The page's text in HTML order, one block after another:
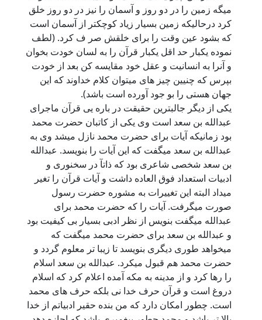
میگه زمین را در دو روز و آسمان را نیز در دو روز خلق
کرد درحالیکه زمین بسیار زیاد کوچکتر از آسمان است
که بشود عین وقت را برای خلقش صر ف کرد. (لطف
نموده یکبار حد اقل یکبار قرآن را به لسان خودت بخوان
و آنرا به انسانیت و عقل خود مقایسه کن بعد از خودت
بپرس که چنیین چیز های میتوان کلام خداوند که این
جهان هستی را بو جود آورده است باشد).
یکی از دیگر جالبترین حقیقت در باره یی قرآن ماجرای
عبدالله بن سعد است وی یکی از کاتبان حضرت محمد
بود زمانیکه آیات برای حضرت محمد نازل میشد وی به
عبدالله بن سعد میگفت که این آیات را بنویسد. عبدالله
بن سعد شخصی شاعری بود که ذاتآ در سخنوری و
ادبیات استعداد فوق العاده داشت و آیات قرآن را تغیر
میداد البته این تغییرات به مشوره حضرت رسول
صورت میگرفت. آیات را که حضرت محمد برای
عبدالله میگفت بنویس از نظر ادبی بسیار بی کیفیت بود
و عبدالله بن سعد برای حضرت محمد میگفت که
میخواهد طوری دیگری بنویسد تا زیبا تر معلوم گردد و
حضرت محمد هم قبول میکرد. عبدالله بن سعد اسلام
را رها کرد و از مدینه به مکه آمده اعلام کرد که اسلام
دروغ است و قرآن حرف خدا نی بلکه حرف های محمد
است. چطور امکان دارد که من بنده حقیر ادبیاتم از خدا